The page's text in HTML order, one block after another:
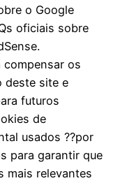
o Google
oficiais sobre
compensar os
deste site e
futuros
de
usados ??por
para garantir que
mais relevantes